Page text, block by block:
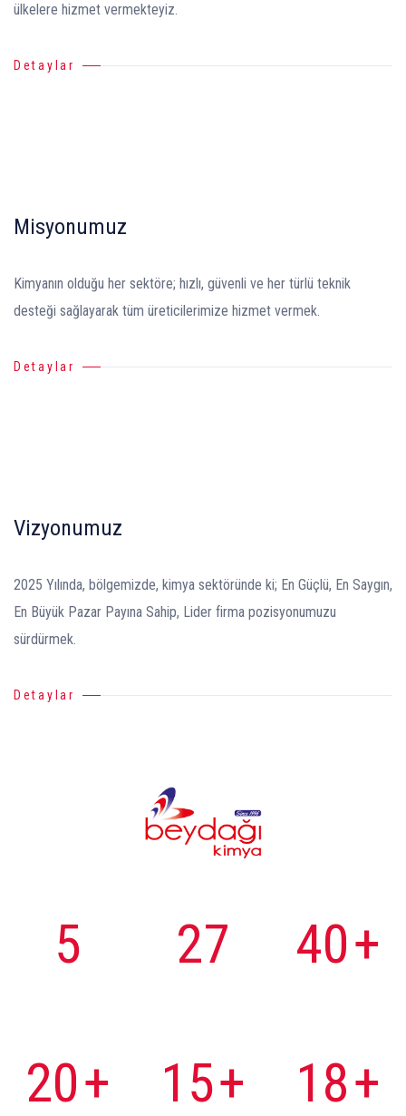
ülkelere hizmet vermekteyiz.
Detaylar
Misyonumuz
Kimyanın olduğu her sektöre; hızlı, güvenli ve her türlü teknik
desteği sağlayarak tüm üreticilerimize hizmet vermek.
Detaylar
Vizyonumuz
2025 Yılında, bölgemizde, kimya sektöründe ki; En Güçlü, En Saygın,
En Büyük Pazar Payına Sahip, Lider firma pozisyonumuzu
sürdürmek.
Detaylar
5 27 40+
20+ 15+ 18+